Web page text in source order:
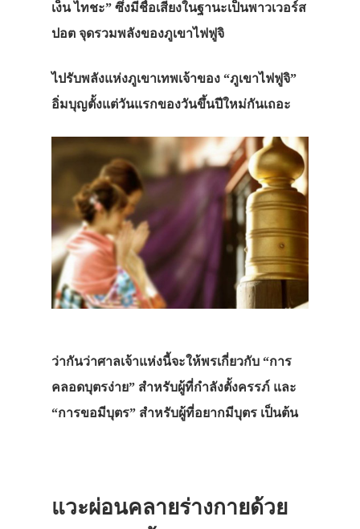
เง็น ไทชะ” ซึ่งมีชื่อเสียงในฐานะเป็นพาวเวอร์ส
ปอต จุดรวมพลังของภูเขาไฟฟูจิ
ไปรับพลังแห่งภูเขาเทพเจ้าของ “ภูเขาไฟฟูจิ”
อิ่มบุญตั้งแต่วันแรกของวันขึ้นปีใหม่กันเถอะ
ว่ากันว่าศาลเจ้าแห่งนี้จะให้พรเกี่ยวกับ “การ
คลอดบุตรง่าย” สำหรับผู้ที่กำลังตั้งครรภ์ และ
“การขอมีบุตร” สำหรับผู้ที่อยากมีบุตร เป็นต้น
แวะผ่อนคลายร่างกายด้วย